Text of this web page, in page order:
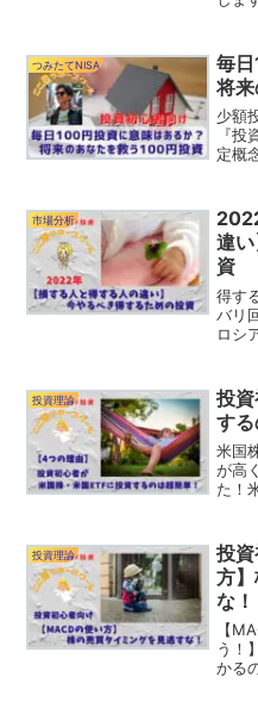
して
相場
つみたてNISA
毎
将
少額
『
定概
こと
市場分析
違
資
得す
バリ
ロシ
得す
投資理論
投
する
米国
が高
た！
でも
トも
投資理論
投
方
な！
【
う！
かる